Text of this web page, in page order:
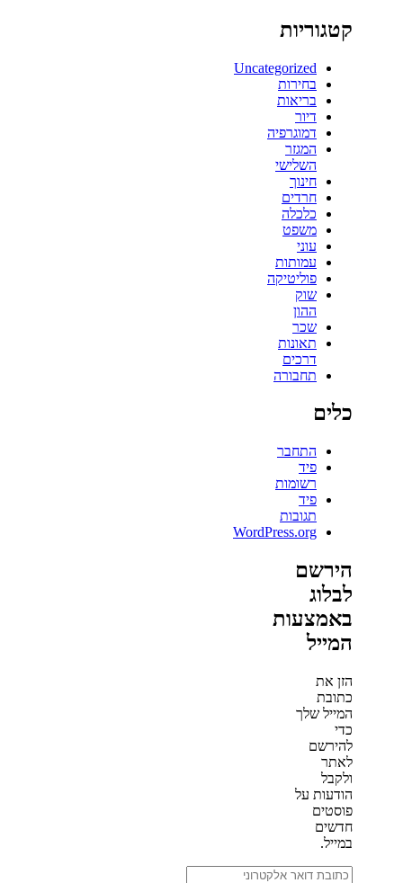
קטגוריות
Uncategorized
בחירות
בריאות
דיור
דמוגרפיה
המגזר
השלישי
חינוך
חרדים
כלכלה
משפט
עוני
עמותות
פוליטיקה
שוק
ההון
שכר
תאונות
דרכים
תחבורה
כלים
התחבר
פיד
רשומות
פיד
תגובות
WordPress.org
הירשם
לבלוג
באמצעות
המייל
הזן את
כתובת
המייל שלך
כדי
להירשם
לאתר
ולקבל
הודעות על
פוסטים
חדשים
במייל.
כתובת